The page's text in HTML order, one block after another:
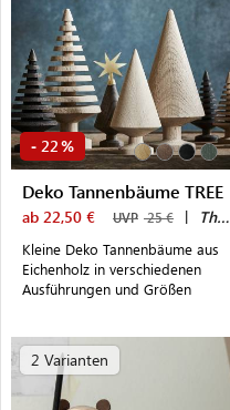
- 22 %
Deko Tannenbäume TREE
ab 22,50 € UVP 25 € | The Oak Men
Kleine Deko Tannenbäume aus
Eichenholz in verschiedenen
Ausführungen und Größen
2 Varianten